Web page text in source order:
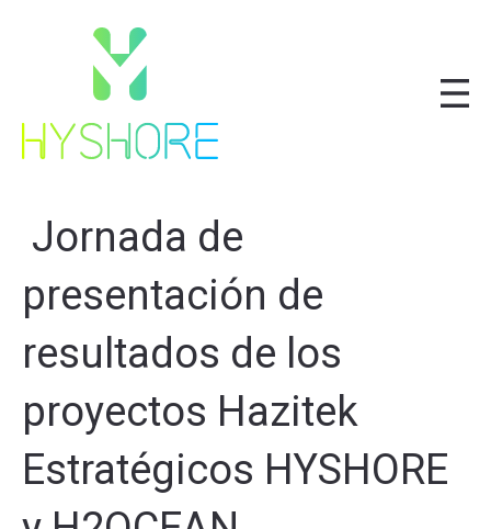
Jornada de
presentación de
resultados de los
proyectos Hazitek
Estratégicos HYSHORE